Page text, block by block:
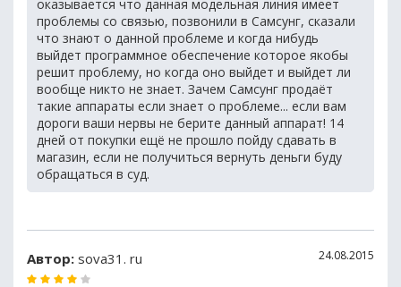
оказывается что данная модельная линия имеет
проблемы со связью, позвонили в Самсунг, сказали
что знают о данной проблеме и когда нибудь
выйдет программное обеспечение которое якобы
решит проблему, но когда оно выйдет и выйдет ли
вообще никто не знает. Зачем Самсунг продаёт
такие аппараты если знает о проблеме... если вам
дороги ваши нервы не берите данный аппарат! 14
дней от покупки ещё не прошло пойду сдавать в
магазин, если не получиться вернуть деньги буду
обращаться в суд.
Автор: sova31. ru 24.08.2015